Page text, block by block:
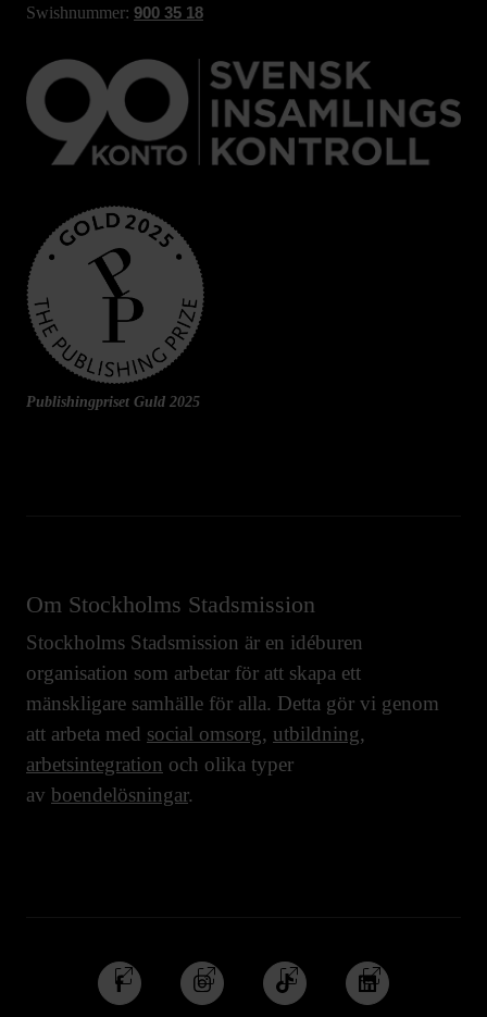
Swishnummer: 900 35 18
Publishingpriset Guld 2025
Om Stockholms Stadsmission
Stockholms Stadsmission är en idéburen
organisation som arbetar för att skapa ett
mänskligare samhälle för alla. Detta gör vi genom
att arbeta med social omsorg, utbildning,
arbetsintegration och olika typer
av boendelösningar.
Följ
oss
Följ
oss
Följ
oss
Följ
oss